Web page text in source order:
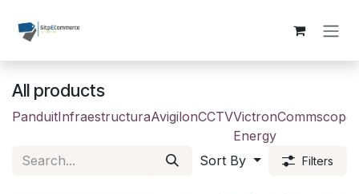
All products
PanduitInfraestructuraAvigilonCCTVVictron
Energy
Commscope
Sort By
Filters